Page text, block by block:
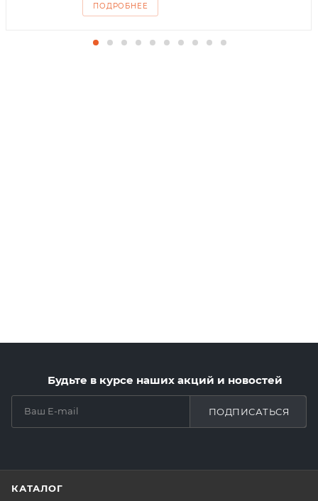
ПОДРОБНЕЕ
Будьте в курсе наших акций и новостей
ПОДПИСАТЬСЯ
КАТАЛОГ